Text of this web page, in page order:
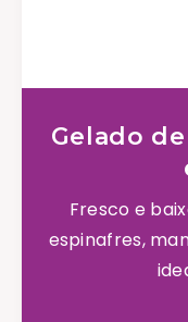
Gelado
Fresco e
espinafres,